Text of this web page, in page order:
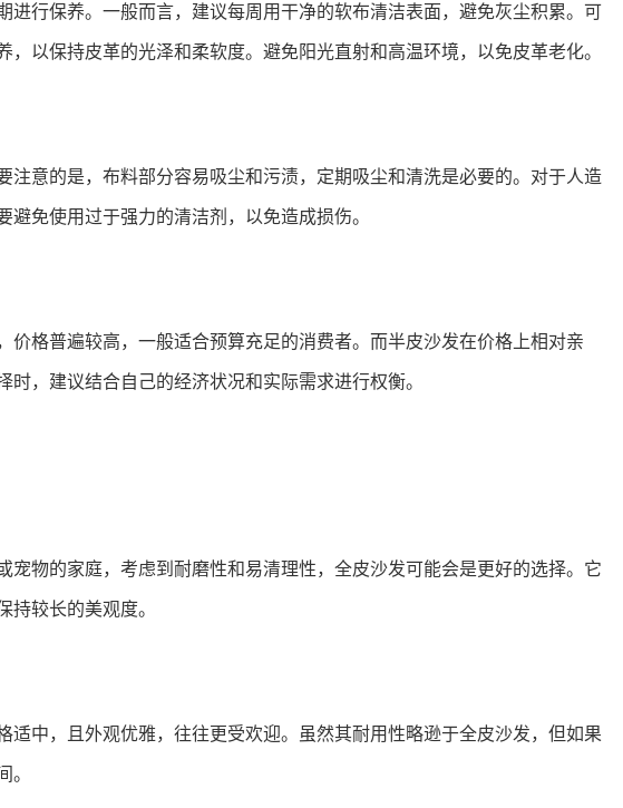
进行保养。一般而言，建议每周用干净的软布清洁表面，避免灰尘积累。可
，以保持皮革的光泽和柔软度。避免阳光直射和高温环境，以免皮革老化。
注意的是，布料部分容易吸尘和污渍，定期吸尘和清洗是必要的。对于人造
免使用过于强力的清洁剂，以免造成损伤。
价格普遍较高，一般适合预算充足的消费者。而半皮沙发在价格上相对亲
时，建议结合自己的经济状况和实际需求进行权衡。
宠物的家庭，考虑到耐磨性和易清理性，全皮沙发可能会是更好的选择。它
持较长的美观度。
适中，且外观优雅，往往更受欢迎。虽然其耐用性略逊于全皮沙发，但如果
。